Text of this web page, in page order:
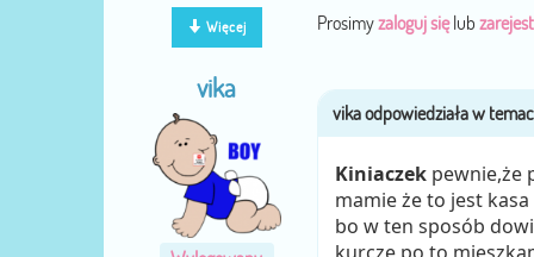
Więcej Prosimyzaloguj sięlub
vika
Kiniaczekpewnie,że
mamie że to jest
bo w ten sposób